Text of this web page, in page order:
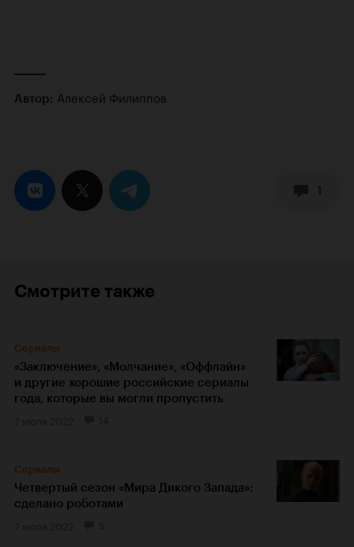
Автор: Алексей Филиппов
Смотрите также
Сериалы
«Заключение», «Молчание», «Оффлайн»
и другие хорошие российские сериалы
года, которые вы могли пропустить
Сериалы
Четвертый сезон «Мира Дикого Запада»:
сделано роботами